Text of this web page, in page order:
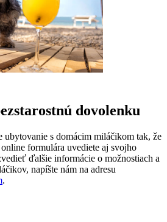
dovolenku
ubytovanie s domácim miláčikom tak, že
formulára uvediete aj svojho
ďalšie informácie o možnostiach a
napíšte nám na adresu
.